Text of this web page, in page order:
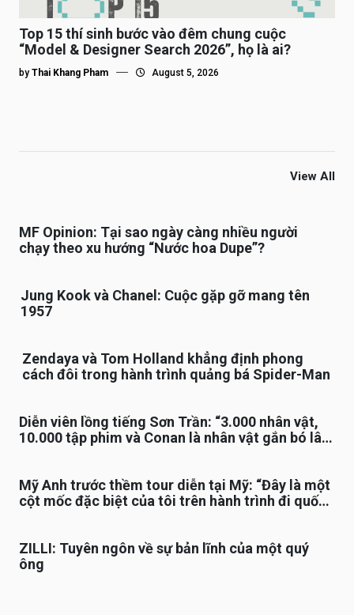
Top 15 thí sinh bước vào đêm chung cuộc
“Model & Designer Search 2026”, họ là ai?
by Thai Khang Pham August 5, 2026
View All
MF Opinion: Tại sao ngày càng nhiều người
chạy theo xu hướng “Nước hoa Dupe”?
Jung Kook và Chanel: Cuộc gặp gỡ mang tên
1957
Zendaya và Tom Holland khẳng định phong
cách đôi trong hành trình quảng bá Spider-Man
Diễn viên lồng tiếng Sơn Trần: “3.000 nhân vật,
10.000 tập phim và Conan là nhân vật gắn bó lâu
Mỹ Anh trước thềm tour diễn tại Mỹ: “Đây là một
cột mốc đặc biệt của tôi trên hành trình đi quốc
ZILLI: Tuyên ngôn về sự bản lĩnh của một quý
ông